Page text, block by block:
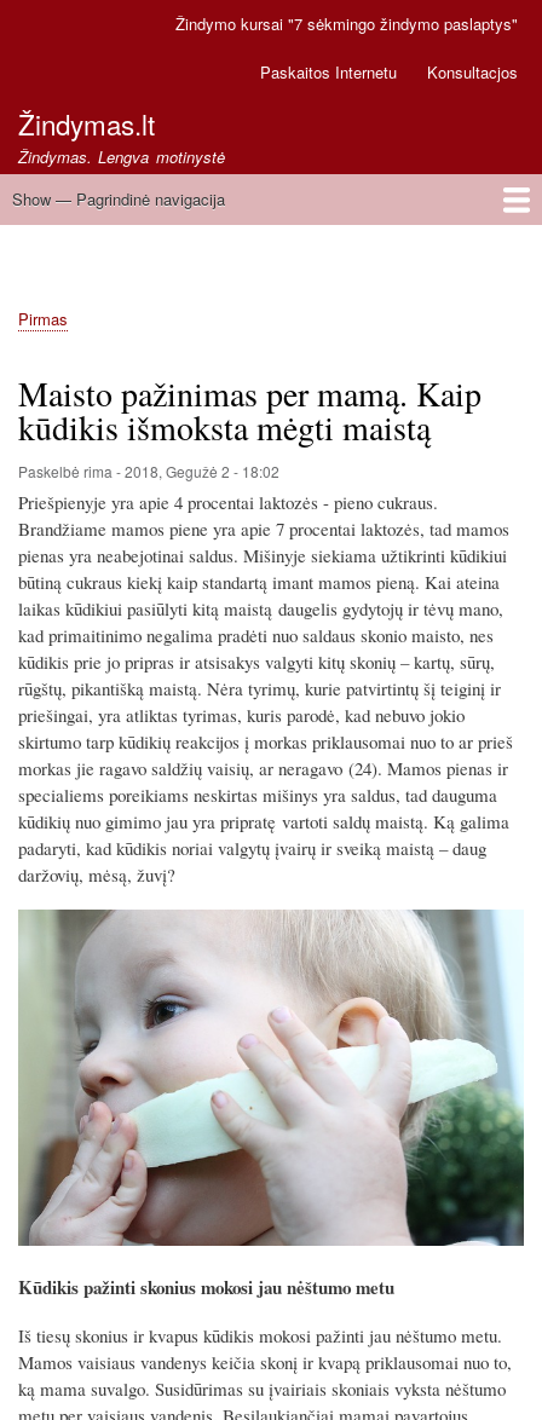
Pereiti
pagrindinį
Žindymo kursai "7 sėkmingo žindymo paslaptys"
Paskaitos Internetu Konsultacjos
Žindymas.lt
Žindymas. Lengva motinystė
Pagrindinė
Show — Pagrindinė navigacija
Kelias
Pirmas
Maisto pažinimas per mamą. Kaip
kūdikis išmoksta mėgti maistą
Paskelbė rima -2018, Gegužė 2 - 18:02
Priešpienyje yra apie 4 procentai laktozės - pieno cukraus.
Brandžiame mamos piene yra apie 7 procentai laktozės, tad mamos
pienas yra neabejotinai saldus. Mišinyje siekiama užtikrinti kūdikiui
būtiną cukraus kiekį kaip standartą imant mamos pieną. Kai ateina
laikas kūdikiui pasiūlyti kitą maistą daugelis gydytojų ir tėvų mano,
kad primaitinimo negalima pradėti nuo saldaus skonio maisto, nes
kūdikis prie jo pripras ir atsisakys valgyti kitų skonių – kartų, sūrų,
rūgštų, pikantišką maistą. Nėra tyrimų, kurie patvirtintų šį teiginį ir
priešingai, yra atliktas tyrimas, kuris parodė, kad nebuvo jokio
skirtumo tarp kūdikių reakcijos į morkas priklausomai nuo to ar prieš
morkas jie ragavo saldžių vaisių, ar neragavo (24). Mamos pienas ir
specialiems poreikiams neskirtas mišinys yra saldus, tad dauguma
kūdikių nuo gimimo jau yra pripratę vartoti saldų maistą. Ką galima
padaryti, kad kūdikis noriai valgytų įvairų ir sveiką maistą – daug
daržovių, mėsą, žuvį?
Kūdikis pažinti skonius mokosi jau nėštumo metu
Iš tiesų skonius ir kvapus kūdikis mokosi pažinti jau nėštumo metu.
Mamos vaisiaus vandenys keičia skonį ir kvapą priklausomai nuo to,
ką mama suvalgo. Susidūrimas su įvairiais skoniais vyksta nėštumo
metu per vaisiaus vandenis. Besilaukiančiai mamai pavartojus